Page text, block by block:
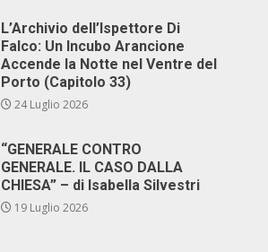
L’Archivio dell’Ispettore Di
Falco: Un Incubo Arancione
Accende la Notte nel Ventre del
Porto (Capitolo 33)
24 Luglio 2026
“GENERALE CONTRO
GENERALE. IL CASO DALLA
CHIESA” – di Isabella Silvestri
19 Luglio 2026